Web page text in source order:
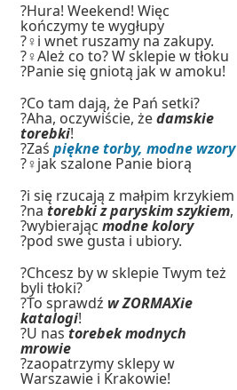
?Hura! Weekend! Więc
kończymy te wygłupy
?‍♀️i wnet ruszamy na zakupy.
?‍♀️Ależ co to? W sklepie w tłoku
?Panie się gniotą jak w amoku!
?Co tam dają, że Pań setki?
?Aha, oczywiście, żedamskie
torebki!
?Zaśpiękne torby, modne wzory
?‍♀️jak szalone Panie biorą
?i się rzucają z małpim krzykiem
?natorebki z paryskim szykiem,
?wybierającmodne kolory
?pod swe gusta i ubiory.
?Chcesz by w sklepie Twym też
byli tłoki?
?To sprawdź w ZORMAXie
katalogi!
?U nastorebek modnych
mrowie
?zaopatrzymy sklepy w
Warszawie i Krakowie!